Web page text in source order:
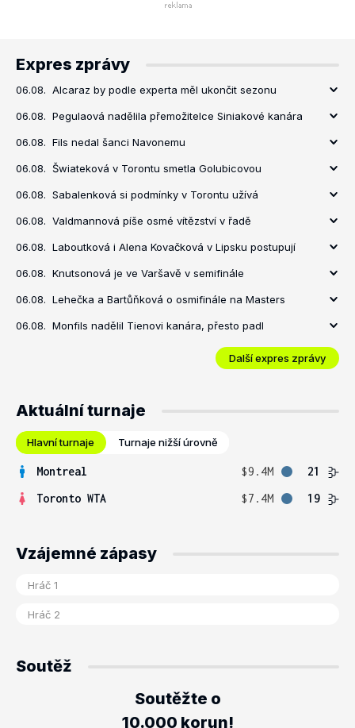
Expres zprávy
06.08. Alcaraz by podle experta měl ukončit sezonu
06.08. Pegulaová nadělila přemožitelce Siniakové kanára
06.08. Fils nedal šanci Navonemu
06.08. Šwiateková v Torontu smetla Golubicovou
06.08. Sabalenková si podmínky v Torontu užívá
06.08. Valdmannová píše osmé vítězství v řadě
06.08. Laboutková i Alena Kovačková v Lipsku postupují
06.08. Knutsonová je ve Varšavě v semifinále
06.08. Lehečka a Bartůňková o osmifinále na Masters
06.08. Monfils nadělil Tienovi kanára, přesto padl
Další expres zprávy
Aktuální turnaje
Hlavní turnaje Turnaje nižší úrovně
Montreal $9.4M
21
Toronto WTA
$7.4M 19
Vzájemné zápasy
Soutěž
Soutěžte o
10.000 korun!